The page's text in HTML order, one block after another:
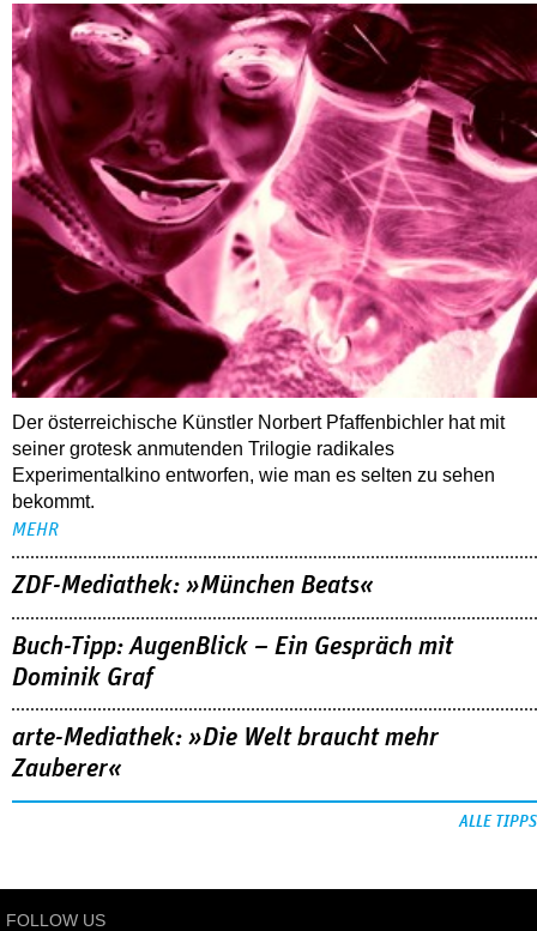
Der österreichische Künstler Norbert Pfaffenbichler hat mit
seiner grotesk anmutenden Trilogie radikales
Experimentalkino entworfen, wie man es selten zu sehen
bekommt.
MEHR
ZDF-Mediathek: »München Beats«
Buch-Tipp: AugenBlick – Ein Gespräch mit
Dominik Graf
arte-Mediathek: »Die Welt braucht mehr
Zauberer«
ALLE TIPPS
FOLLOW US